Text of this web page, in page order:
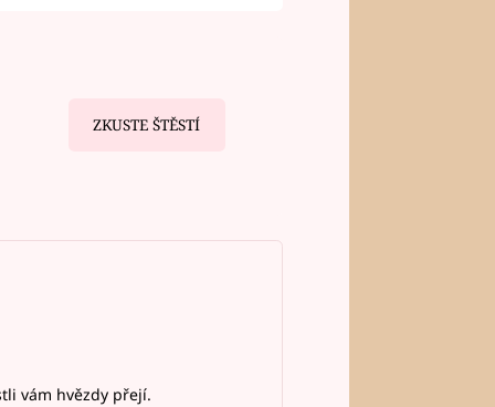
ZKUSTE ŠTĚSTÍ
vám hvězdy přejí.